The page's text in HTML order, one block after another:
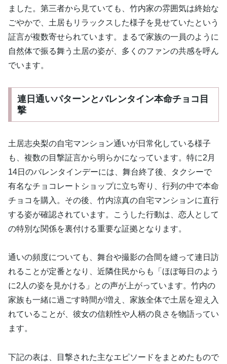
ました。第三者から見ていても、竹内家の雰囲気は終始な
ごやかで、土居もリラックスした様子を見せていたという
証言が複数寄せられています。まるで家族の一員のように
自然体で振る舞う土居の姿が、多くのファンの共感を呼ん
でいます。
連日通いパターンとバレンタイン本命チョコ目
撃
土居志央梨の自宅マンション通いが日常化している様子
も、複数の目撃証言から明らかになっています。特に2月
14日のバレンタインデーには、舞台終了後、タクシーで
有名なチョコレートショップに立ち寄り、行列の中で本命
チョコを購入。その後、竹内涼真の自宅マンションに直行
する姿が確認されています。こうした行動は、恋人として
の特別な関係を裏付ける重要な証拠となります。
通いの頻度についても、舞台や撮影の合間を縫って連日訪
れることが定番となり、近隣住民からも「ほぼ毎日のよう
に2人の姿を見かける」との声が上がっています。竹内の
家族も一緒に過ごす時間が増え、家族全体で土居を迎え入
れていることが、彼女の信頼性や人柄の良さを物語ってい
ます。
下記の表は、目撃された主なエピソードをまとめたもので